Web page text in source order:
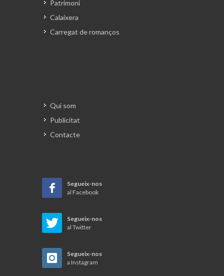
Patrimoni
Calaixera
Carregat de romanços
Qui som
Publicitat
Contacte
Segueix-nos
al Facebook
Segueix-nos
al Twitter
Segueix-nos
a Instagram